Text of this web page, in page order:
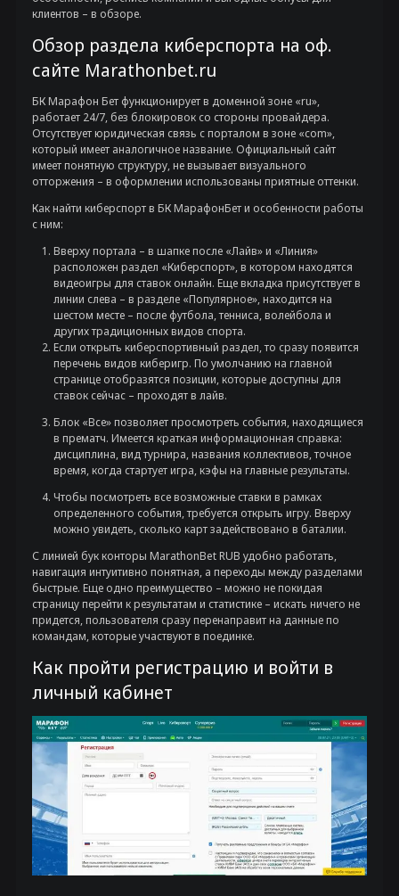
клиентов – в обзоре.
Обзор раздела киберспорта на оф.
сайте Marathonbet.ru
БК Марафон Бет функционирует в доменной зоне «ru»,
работает 24/7, без блокировок со стороны провайдера.
Отсутствует юридическая связь с порталом в зоне «com»,
который имеет аналогичное название. Официальный сайт
имеет понятную структуру, не вызывает визуального
отторжения – в оформлении использованы приятные оттенки.
Как найти киберспорт в БК МарафонБет и особенности работы
с ним:
Вверху портала – в шапке после «Лайв» и «Линия»
расположен раздел «Киберспорт», в котором находятся
видеоигры для ставок онлайн. Еще вкладка присутствует в
линии слева – в разделе «Популярное», находится на
шестом месте – после футбола, тенниса, волейбола и
других традиционных видов спорта.
Если открыть киберспортивный раздел, то сразу появится
перечень видов киберигр. По умолчанию на главной
странице отобразятся позиции, которые доступны для
ставок сейчас – проходят в лайв.
Блок «Все» позволяет просмотреть события, находящиеся
в прематч. Имеется краткая информационная справка:
дисциплина, вид турнира, названия коллективов, точное
время, когда стартует игра, кэфы на главные результаты.
Чтобы посмотреть все возможные ставки в рамках
определенного события, требуется открыть игру. Вверху
можно увидеть, сколько карт задействовано в баталии.
С линией бук конторы MarathonBet RUB удобно работать,
навигация интуитивно понятная, а переходы между разделами
быстрые. Еще одно преимущество – можно не покидая
страницу перейти к результатам и статистике – искать ничего не
придется, пользователя сразу перенаправит на данные по
командам, которые участвуют в поединке.
Как пройти регистрацию и войти в
личный кабинет